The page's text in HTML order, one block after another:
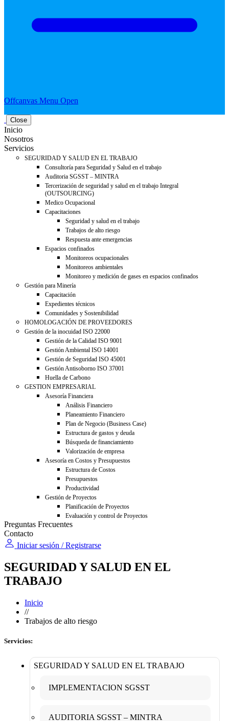
Offcanvas Menu Open
Close
Inicio
Nosotros
Servicios
SEGURIDAD Y SALUD EN EL TRABAJO
Consultoría para Seguridad y Salud en el trabajo
Auditoria SGSST – MINTRA
Tercerización de seguridad y salud en el trabajo Integral
(OUTSOURCING)
Medico Ocupacional
Capacitaciones
Seguridad y salud en el trabajo
Trabajos de alto riesgo
Respuesta ante emergencias
Espacios confinados
Monitoreos ocupacionales
Monitoreos ambientales
Monitoreo y medición de gases en espacios confinados
Gestión para Minería
Capacitación
Expedientes técnicos
Comunidades y Sostenibilidad
HOMOLOGACIÓN DE PROVEEDORES
Gestión de la inocuidad ISO 22000
Gestión de la Calidad ISO 9001
Gestión Ambiental ISO 14001
Gestión de Seguridad ISO 45001
Gestión Antisoborno ISO 37001
Huella de Carbono
GESTION EMPRESARIAL
Asesoría Financiera
Análisis Financiero
Planeamiento Financiero
Plan de Negocio (Business Case)
Estructura de gastos y deuda
Búsqueda de financiamiento
Valorización de empresa
Asesoría en Costos y Presupuestos
Estructura de Costos
Presupuestos
Productividad
Gestión de Proyectos
Planificación de Proyectos
Evaluación y control de Proyectos
Preguntas Frecuentes
Contacto
Iniciar sesión / Registrarse
SEGURIDAD Y SALUD EN EL
TRABAJO
Inicio
//
Trabajos de alto riesgo
Servicios:
SEGURIDAD Y SALUD EN EL TRABAJO
IMPLEMENTACION SGSST
AUDITORIA SGSST – MINTRA